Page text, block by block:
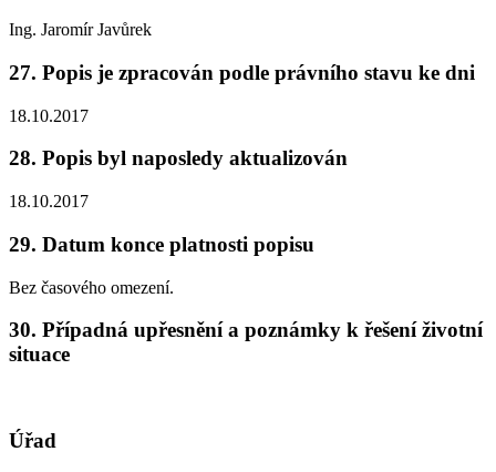
Ing. Jaromír Javůrek
27. Popis je zpracován podle právního stavu ke dni
18.10.2017
28. Popis byl naposledy aktualizován
18.10.2017
29. Datum konce platnosti popisu
Bez časového omezení.
30. Případná upřesnění a poznámky k řešení životní
situace
Úřad